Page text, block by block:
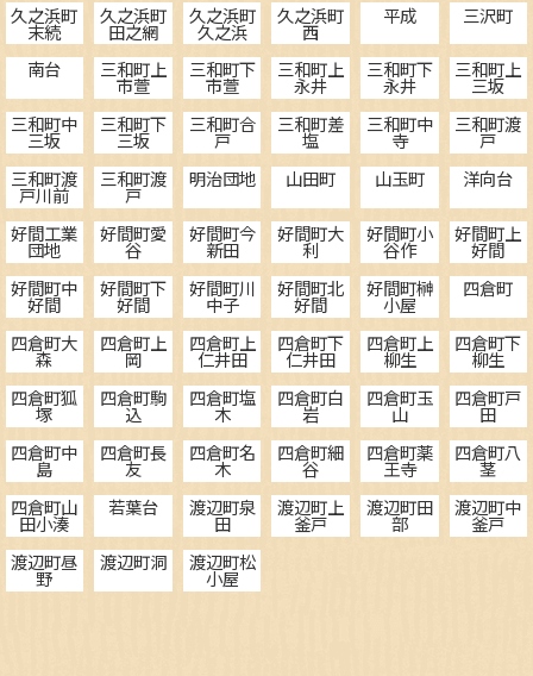
久之浜町
末続
久之浜町
田之網
久之浜町
久之浜
久之浜町
西
平成 三沢町
南台 三和町上
市萱
三和町下
市萱
三和町上
永井
三和町下
永井
三和町上
三坂
三和町中
三坂
三和町下
三坂
三和町合
戸
三和町差
塩
三和町中
寺
三和町渡
戸
三和町渡
戸川前
三和町渡
戸
明治団地 山田町 山玉町 洋向台
好間工業
団地
好間町愛
谷
好間町今
新田
好間町大
利
好間町小
谷作
好間町上
好間
好間町中
好間
好間町下
好間
好間町川
中子
好間町北
好間
好間町榊
小屋
四倉町
四倉町大
森
四倉町上
岡
四倉町上
仁井田
四倉町下
仁井田
四倉町上
柳生
四倉町下
柳生
四倉町狐
塚
四倉町駒
込
四倉町塩
木
四倉町白
岩
四倉町玉
山
四倉町戸
田
四倉町中
島
四倉町長
友
四倉町名
木
四倉町細
谷
四倉町薬
王寺
四倉町八
茎
四倉町山
田小湊
若葉台 渡辺町泉
田
渡辺町上
釜戸
渡辺町田
部
渡辺町中
釜戸
渡辺町昼
野
渡辺町洞 渡辺町松
小屋